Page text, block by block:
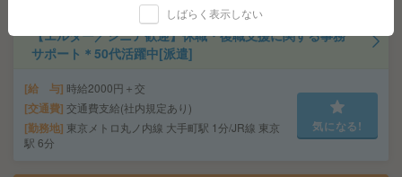
【エルダー／シニア歓迎】休職・復職支援に関する事務
サポート＊50代活躍中[派遣]
給 与 時給2000円＋交
交通費 交通費支給(社内規定あり)
勤務地 東京メトロ丸ノ内線 大手町駅 1分/JR線 東京
駅 6分
気になる!
しばらく表示しない